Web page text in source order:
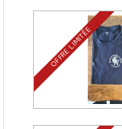
OFFRE LIMITÉE